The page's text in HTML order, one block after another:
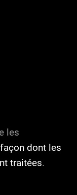
les
dont les
traitées.